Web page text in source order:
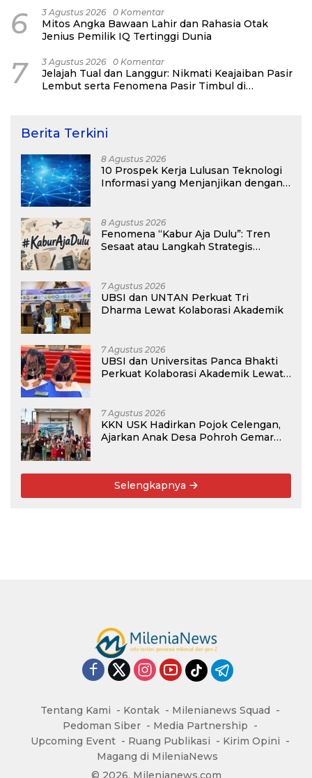
6 3 Agustus 2026 0 Komentar
Mitos Angka Bawaan Lahir dan Rahasia Otak
Jenius Pemilik IQ Tertinggi Dunia
7 3 Agustus 2026 0 Komentar
Jelajah Tual dan Langgur: Nikmati Keajaiban Pasir
Lembut serta Fenomena Pasir Timbul di
Berita Terkini
8 Agustus 2026
10 Prospek Kerja Lulusan Teknologi
Informasi yang Menjanjikan dengan
8 Agustus 2026
Fenomena “Kabur Aja Dulu”: Tren
Sesaat atau Langkah Strategis
7 Agustus 2026
UBSI dan UNTAN Perkuat Tri
Dharma Lewat Kolaborasi Akademik
7 Agustus 2026
UBSI dan Universitas Panca Bhakti
Perkuat Kolaborasi Akademik Lewat
7 Agustus 2026
KKN USK Hadirkan Pojok Celengan,
Ajarkan Anak Desa Pohroh Gemar
Selengkapnya
Tentang Kami Kontak
Milenianews Squad
Pedoman Siber
Media Partnership
Upcoming Event
Ruang Publikasi
Kirim Opini
Magang di MileniaNews
© 2026, Milenianews.com